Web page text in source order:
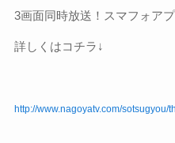
3画面同時放送！ スマフォア
詳しくはコチラ↓
http://www.nagoyatv.com/sotsugyou/